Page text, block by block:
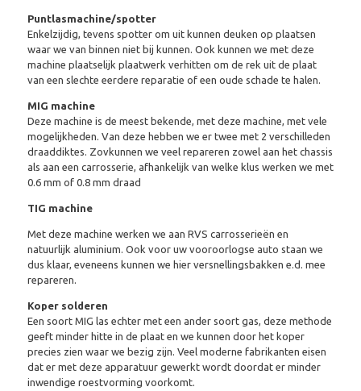
Puntlasmachine/spotter
Enkelzijdig, tevens spotter om uit kunnen deuken op plaatsen
waar we van binnen niet bij kunnen. Ook kunnen we met deze
machine plaatselijk plaatwerk verhitten om de rek uit de plaat
van een slechte eerdere reparatie of een oude schade te halen.
MIG machine
Deze machine is de meest bekende, met deze machine, met vele
mogelijkheden. Van deze hebben we er twee met 2 verschilleden
draaddiktes. Zovkunnen we veel repareren zowel aan het chassis
als aan een carrosserie, afhankelijk van welke klus werken we met
0.6 mm of 0.8 mm draad
TIG machine
Met deze machine werken we aan RVS carrosserieën en
natuurlijk aluminium. Ook voor uw vooroorlogse auto staan we
dus klaar, eveneens kunnen we hier versnellingsbakken e.d. mee
repareren.
Koper solderen
Een soort MIG las echter met een ander soort gas, deze methode
geeft minder hitte in de plaat en we kunnen door het koper
precies zien waar we bezig zijn. Veel moderne fabrikanten eisen
dat er met deze apparatuur gewerkt wordt doordat er minder
inwendige roestvorming voorkomt.